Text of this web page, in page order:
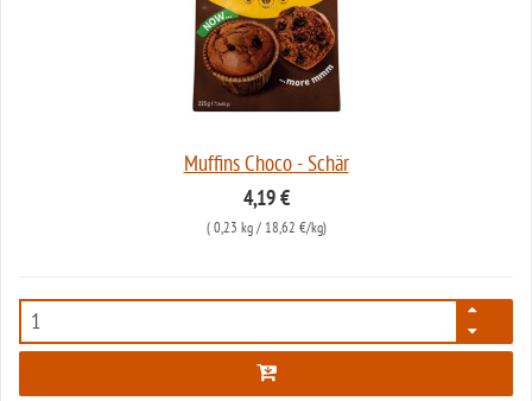
Muffins Choco - Schär
4,19 €
( 0,23 kg/ 18,62 €/kg)
2713